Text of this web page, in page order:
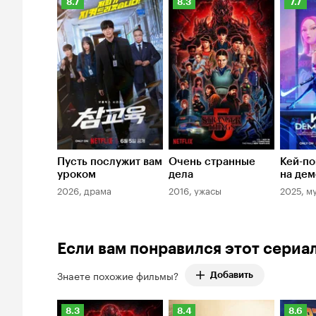
Кинопоиска
8.7
Пусть послужит вам
уроком
2026, драма
Кинопоиска
8.3
Очень странные
дела
2016, ужасы
Кей-
на
2025,
Если вам понравился этот
Знаете похожие фильмы? Добавить
Рейтинг
8.3
Рейтинг
8.4 8.6